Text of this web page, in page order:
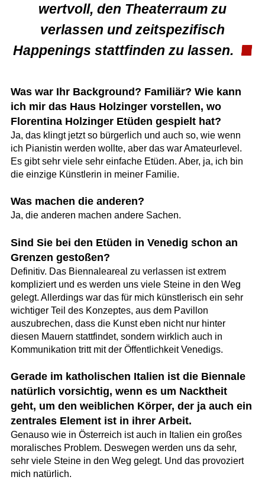
wertvoll, den Theaterraum zu
verlassen und zeitspezifisch
Happenings stattfinden zu lassen.
Was war Ihr Background? Familiär? Wie kann
ich mir das Haus Holzinger vorstellen, wo
Florentina Holzinger Etüden gespielt hat?
Ja, das klingt jetzt so bürgerlich und auch so, wie wenn
ich Pianistin werden wollte, aber das war Amateurlevel.
Es gibt sehr viele sehr einfache Etüden. Aber, ja, ich bin
die einzige Künstlerin in meiner Familie.
Was machen die anderen?
Ja, die anderen machen andere Sachen.
Sind Sie bei den Etüden in Venedig schon an
Grenzen gestoßen?
Definitiv. Das Biennaleareal zu verlassen ist extrem
kompliziert und es werden uns viele Steine in den Weg
gelegt. Allerdings war das für mich künstlerisch ein sehr
wichtiger Teil des Konzeptes, aus dem Pavillon
auszubrechen, dass die Kunst eben nicht nur hinter
diesen Mauern stattfindet, sondern wirklich auch in
Kommunikation tritt mit der Öffentlichkeit Venedigs.
Gerade im katholischen Italien ist die Biennale
natürlich vorsichtig, wenn es um Nacktheit
geht, um den weiblichen Körper, der ja auch ein
zentrales Element ist in ihrer Arbeit.
Genauso wie in Österreich ist auch in Italien ein großes
moralisches Problem. Deswegen werden uns da sehr,
sehr viele Steine in den Weg gelegt. Und das provoziert
mich natürlich.